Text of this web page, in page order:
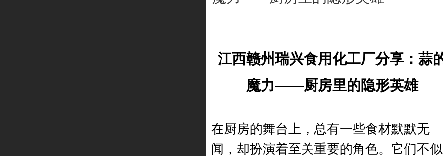
江西赣州瑞兴食用化工厂分享： 蒜
魔力——厨房里的隐形英雄
在厨房的舞台上，总有一些食材默默无
闻，却扮演着至关重要的角色。它们不似